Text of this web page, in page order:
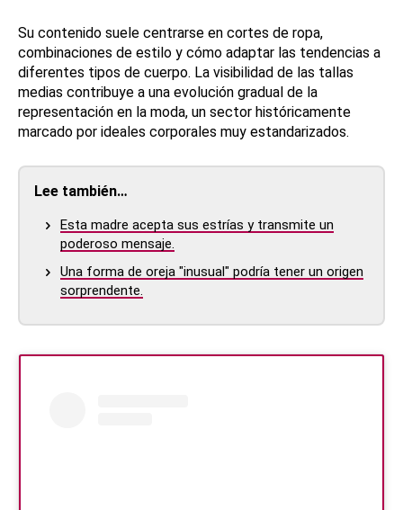
Su contenido suele centrarse en cortes de ropa,
combinaciones de estilo y cómo adaptar las tendencias a
diferentes tipos de cuerpo. La visibilidad de las tallas
medias contribuye a una evolución gradual de la
representación en la moda, un sector históricamente
marcado por ideales corporales muy estandarizados.
Lee también…
Esta madre acepta sus estrías y transmite un
poderoso mensaje.
Una forma de oreja "inusual" podría tener un origen
sorprendente.